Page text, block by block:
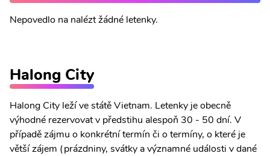
Nepovedlo na nalézt žádné letenky.
Halong City
Halong City leží ve státě Vietnam. Letenky je obecně
výhodné rezervovat v předstihu alespoň 30 - 50 dní. V
případě zájmu o konkrétní termín či o termíny, o které je
větší zájem (prázdniny, svátky a významné události v dané